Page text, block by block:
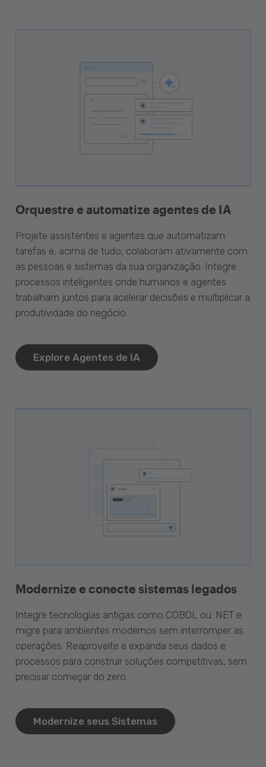
Orquestre e automatize agentes de IA
Projete assistentes e agentes que automatizam
tarefas e, acima de tudo, colaboram ativamente com
as pessoas e sistemas da sua organização. Integre
processos inteligentes onde humanos e agentes
trabalham juntos para acelerar decisões e multiplicar a
produtividade do negócio.
Explore Agentes de IA
Modernize e conecte sistemas legados
Integre tecnologias antigas como COBOL ou .NET e
migre para ambientes modernos sem interromper as
operações. Reaproveite e expanda seus dados e
processos para construir soluções competitivas, sem
precisar começar do zero.
Modernize seus Sistemas